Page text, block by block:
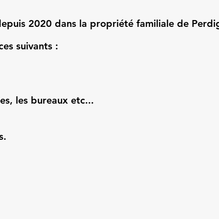
2020 dans la propriété familiale de
suivants :
les bureaux etc...